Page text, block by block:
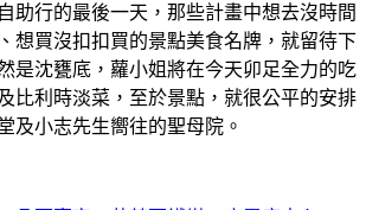
助行的最後一天，那些計畫中想去沒時間
想買沒扣扣買的景點美食名牌，就留待下
是沈甕底，蘿小姐將在今天卯足全力的吃
比利時淡菜，至於景點，就很公平的安排
及小志先生嚮往的聖母院。